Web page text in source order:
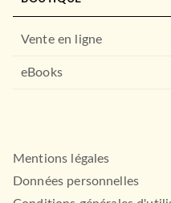
Vente en ligne
eBooks
Mentions légales
Données personnelles